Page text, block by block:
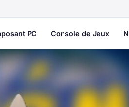
PC Console de Jeux